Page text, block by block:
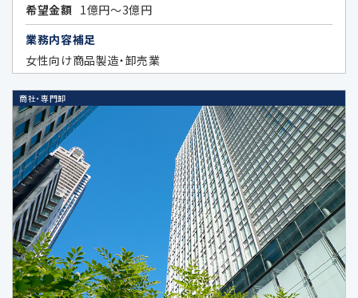
当社が第三者に本ポリシーに定める利
用目的の達成に必要な範囲内において
個人データの取扱いの全部又は一部を
め秘密保持の義務を負わせている場合
データのハッシュ化、統計化の方法等に
より特定の個人を識別できない形式に加
工したデータまたは統計情報（統計デー
タ）として提供する場合
次条に定める外国にある第三者に提供
する場合
その他法令の規定により個人情報の第三
希望金額 1億円～3億円
業務内容補足
女性向け商品製造・卸売業
商社・専門卸